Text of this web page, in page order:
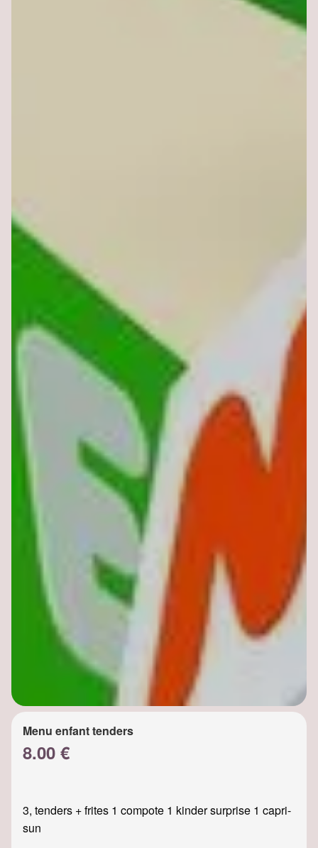
Menu enfant tenders
8.00 €
3, tenders + frites 1 compote 1 kinder surprise 1 capri-
sun